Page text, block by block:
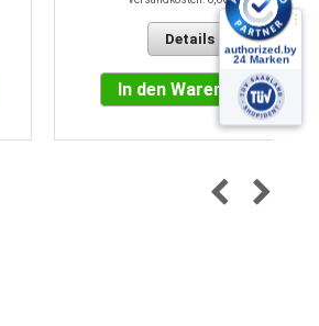
Details
In den Warenkorb